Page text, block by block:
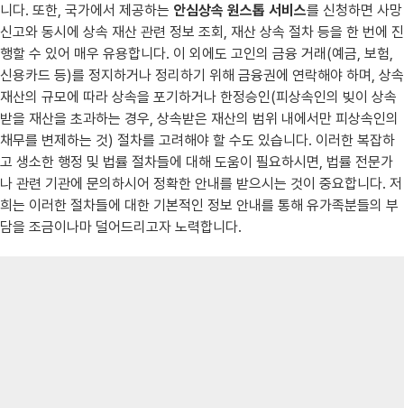
니다. 또한, 국가에서 제공하는 안심상속 원스톱 서비스를 신청하면 사망
신고와 동시에 상속 재산 관련 정보 조회, 재산 상속 절차 등을 한 번에 진
행할 수 있어 매우 유용합니다. 이 외에도 고인의 금융 거래(예금, 보험,
신용카드 등)를 정지하거나 정리하기 위해 금융권에 연락해야 하며, 상속
재산의 규모에 따라 상속을 포기하거나 한정승인(피상속인의 빚이 상속
받을 재산을 초과하는 경우, 상속받은 재산의 범위 내에서만 피상속인의
채무를 변제하는 것) 절차를 고려해야 할 수도 있습니다. 이러한 복잡하
고 생소한 행정 및 법률 절차들에 대해 도움이 필요하시면, 법률 전문가
나 관련 기관에 문의하시어 정확한 안내를 받으시는 것이 중요합니다. 저
희는 이러한 절차들에 대한 기본적인 정보 안내를 통해 유가족분들의 부
담을 조금이나마 덜어드리고자 노력합니다.